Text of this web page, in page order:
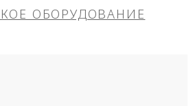
ОБОРУДОВАНИЕ